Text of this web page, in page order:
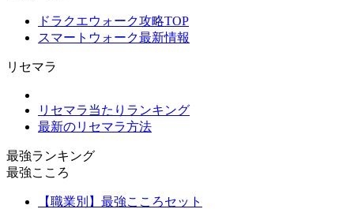
ドラクエウォーク攻略TOP
スマートウォーク最新情報
リセマラ
リセマラ当たりランキング
最新のリセマラ方法
最強ランキング
最強こころ
【職業別】最強こころセット